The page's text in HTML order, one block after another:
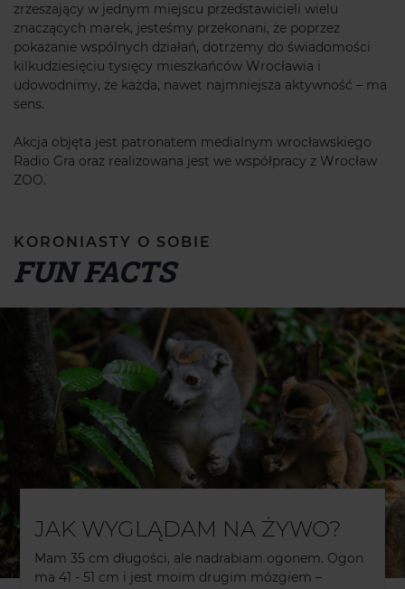
zrzeszający w jednym miejscu przedstawicieli wielu
znaczących marek, jesteśmy przekonani, że poprzez
pokazanie wspólnych działań, dotrzemy do świadomości
kilkudziesięciu tysięcy mieszkańców Wrocławia i
udowodnimy, że każda, nawet najmniejsza aktywność – ma
sens.
Akcja objęta jest patronatem medialnym wrocławskiego
Radio Gra oraz realizowana jest we współpracy z Wrocław
ZOO.
KORONIASTY O SOBIE
FUN FACTS
JAK WYGLĄDAM NA ŻYWO?
Mam 35 cm długości, ale nadrabiam ogonem. Ogon
ma 41 - 51 cm i jest moim drugim mózgiem –